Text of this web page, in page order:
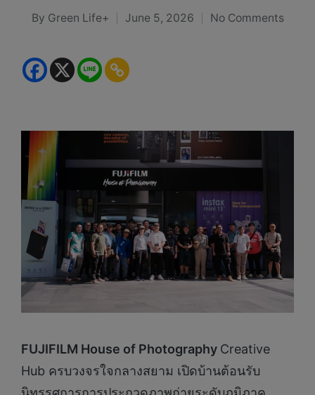
Posted
By Green Life+ June 5, 2026 No Comments
FUJIFILM House of Photography Creative
Hub ครบวงจรใจกลางสยาม เปิดบ้านต้อนรับ